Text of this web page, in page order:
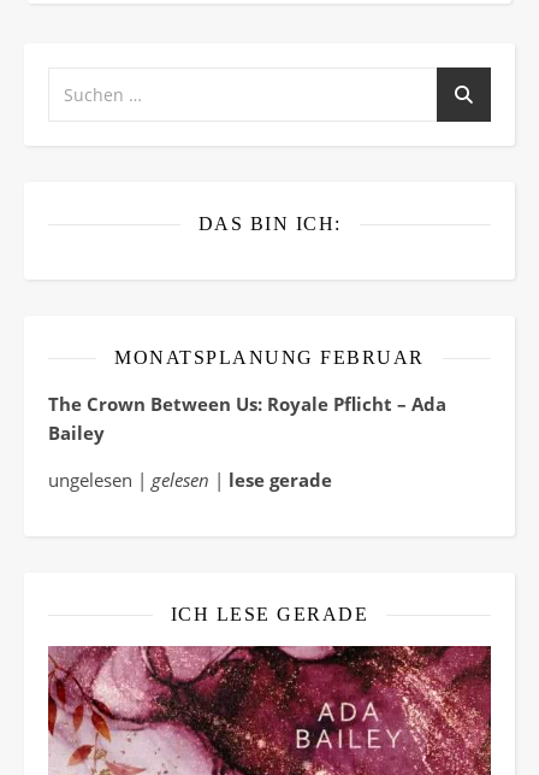
DAS BIN ICH:
MONATSPLANUNG FEBRUAR
The Crown Between Us: Royale Pflicht – Ada
Bailey
ungelesen | gelesen | lese gerade
ICH LESE GERADE